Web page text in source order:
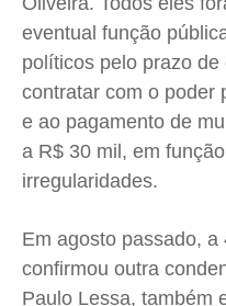
eventual função
políticos pelo prazo
contratar com o poder
e ao pagamento de
a R$ 30 mil, em
irregularidades.
Em agosto passado, a
confirmou outra
Paulo Lessa, também